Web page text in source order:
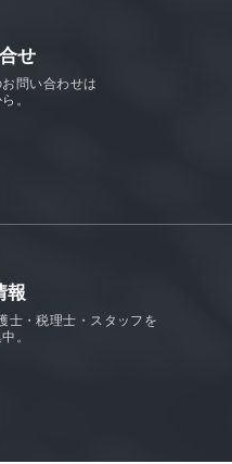
せ
問い合わせは
。
報
士・税理士・スタッフを
。